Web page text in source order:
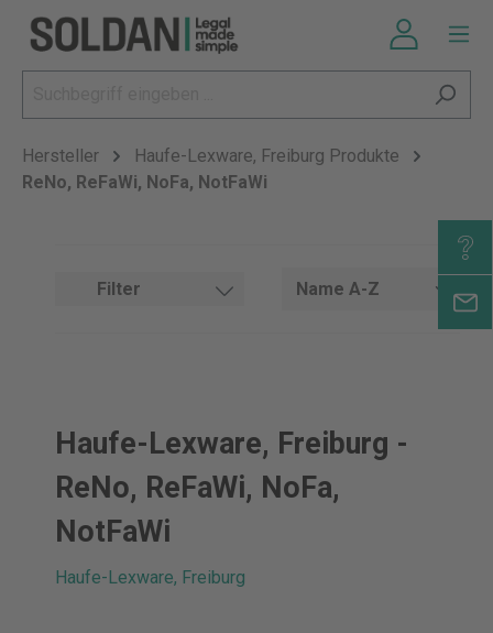
Hersteller
Haufe-Lexware, Freiburg Produkte
ReNo, ReFaWi, NoFa, NotFaWi
Filter
Haufe-Lexware, Freiburg -
ReNo, ReFaWi, NoFa,
NotFaWi
Haufe-Lexware, Freiburg